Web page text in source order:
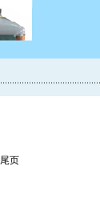
尾页